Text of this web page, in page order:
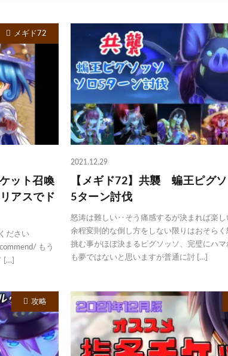
メギド72
ット召喚
アスでド
ださい
もう
[…]
2021.12.29
【メギド72】共襲 蝙王ピグ
5ターン討伐
怒涛は難しい‥そう痛感するが決まれば楽し
余程変則的な倒し方をしない限りはおそら
挑む事がほぼ決まるピグソッソ、完璧にハ
も夢ではないと思いますが普通に討 […]
攻略